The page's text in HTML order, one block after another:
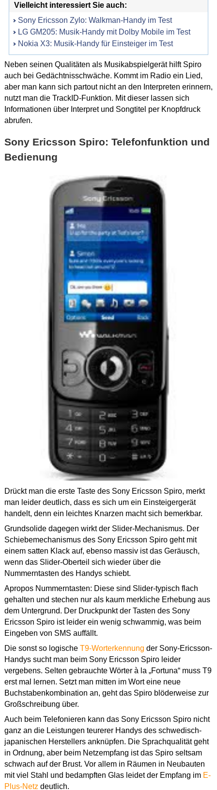
Vielleicht interessiert Sie auch:
Sony Ericsson Zylo: Walkman-Handy im Test
LG GM205: Musik-Handy mit Dolby Mobile im Test
Nokia X3: Musik-Handy für Einsteiger im Test
Neben seinen Qualitäten als Musikabspielgerät hilft Spiro
auch bei Gedächtnisschwäche. Kommt im Radio ein Lied,
aber man kann sich partout nicht an den Interpreten erinnern,
nutzt man die TrackID-Funktion. Mit dieser lassen sich
Informationen über Interpret und Songtitel per Knopfdruck
abrufen.
Sony Ericsson Spiro: Telefonfunktion und
Bedienung
Drückt man die erste Taste des Sony Ericsson Spiro, merkt
man leider deutlich, dass es sich um ein Einsteigergerät
handelt, denn ein leichtes Knarzen macht sich bemerkbar.
Grundsolide dagegen wirkt der Slider-Mechanismus. Der
Schiebemechanismus des Sony Ericsson Spiro geht mit
einem satten Klack auf, ebenso massiv ist das Geräusch,
wenn das Slider-Oberteil sich wieder über die
Nummerntasten des Handys schiebt.
Apropos Nummerntasten: Diese sind Slider-typisch flach
gehalten und stechen nur als kaum merkliche Erhebung aus
dem Untergrund. Der Druckpunkt der Tasten des Sony
Ericsson Spiro ist leider ein wenig schwammig, was beim
Eingeben von SMS auffällt.
Die sonst so logische T9-Worterkennung der Sony-Ericsson-
Handys sucht man beim Sony Ericsson Spiro leider
vergebens. Selten gebrauchte Wörter à la „Fortuna“ muss T9
erst mal lernen. Setzt man mitten im Wort eine neue
Buchstabenkombination an, geht das Spiro blöderweise zur
Großschreibung über.
Auch beim Telefonieren kann das Sony Ericsson Spiro nicht
ganz an die Leistungen teurerer Handys des schwedisch-
japanischen Herstellers anknüpfen. Die Sprachqualität geht
in Ordnung, aber beim Netzempfang ist das Spiro seltsam
schwach auf der Brust. Vor allem in Räumen in Neubauten
mit viel Stahl und bedampften Glas leidet der Empfang im E-
Plus-Netz deutlich.